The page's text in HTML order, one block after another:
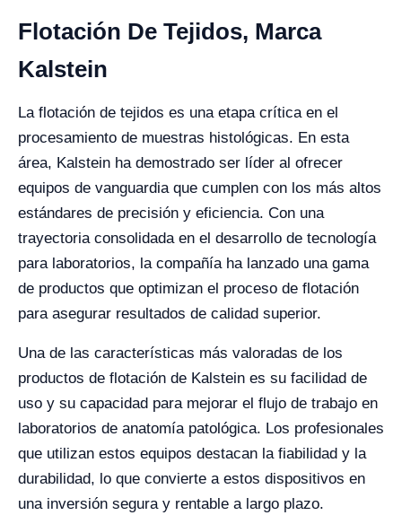
Flotación De Tejidos, Marca
Kalstein
La flotación de tejidos es una etapa crítica en el
procesamiento de muestras histológicas. En esta
área, Kalstein ha demostrado ser líder al ofrecer
equipos de vanguardia que cumplen con los más altos
estándares de precisión y eficiencia. Con una
trayectoria consolidada en el desarrollo de tecnología
para laboratorios, la compañía ha lanzado una gama
de productos que optimizan el proceso de flotación
para asegurar resultados de calidad superior.
Una de las características más valoradas de los
productos de flotación de Kalstein es su facilidad de
uso y su capacidad para mejorar el flujo de trabajo en
laboratorios de anatomía patológica. Los profesionales
que utilizan estos equipos destacan la fiabilidad y la
durabilidad, lo que convierte a estos dispositivos en
una inversión segura y rentable a largo plazo.